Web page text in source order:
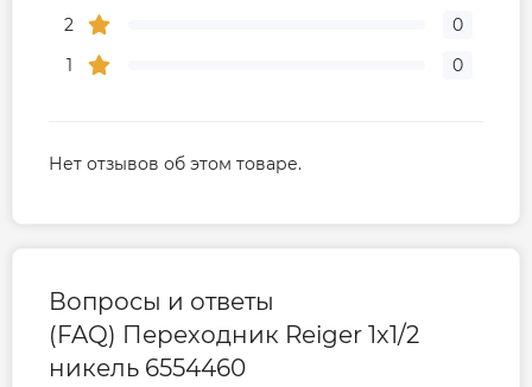
2
0
1
0
Нет отзывов об этом товаре.
Вопросы и ответы
(FAQ) Переходник Reiger 1х1/2
никель 6554460